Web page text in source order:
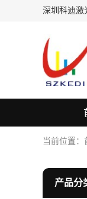
深圳科迪激
当前位置：
产品分